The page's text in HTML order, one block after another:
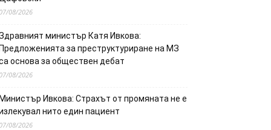
08/2026
министър Катя Ивкова:
за преструктуриране на МЗ
основа за обществен дебат
08/2026
Ивкова: Страхът от промяната не е
нито един пациент
08/2026